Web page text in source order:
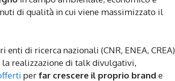
di qualità in cui viene massimizzato il
di ricerca nazionali (CNR, ENEA, CREA)
la realizzazione di talk divulgativi,
perfar crescere il proprio brand e